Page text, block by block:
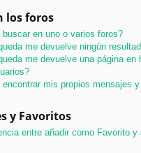
los foros
buscar en uno o varios foros?
me devuelve ningún
me devuelve una página en
encontrar mis propios mensajes
y Favoritos
entre añadir como Favorito